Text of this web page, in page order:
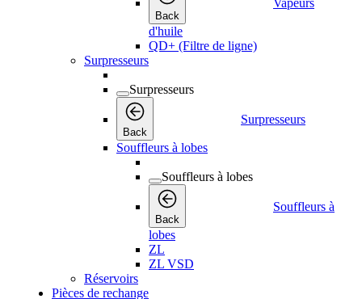
Back
Vapeurs
d'huile
QD+ (Filtre de ligne)
Surpresseurs
Surpresseurs
Back
Surpresseurs
Souffleurs à lobes
Souffleurs à lobes
Back
Souffleurs à
lobes
ZL
ZL VSD
Réservoirs
Pièces de rechange